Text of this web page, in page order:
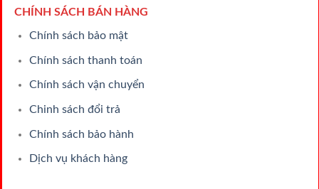
CHÍNH SÁCH BÁN HÀNG
Chính sách bảo mật
Chính sách thanh toán
Chính sách vận chuyển
Chinh sách đổi trả
Chính sách bảo hành
Dịch vụ khách hàng